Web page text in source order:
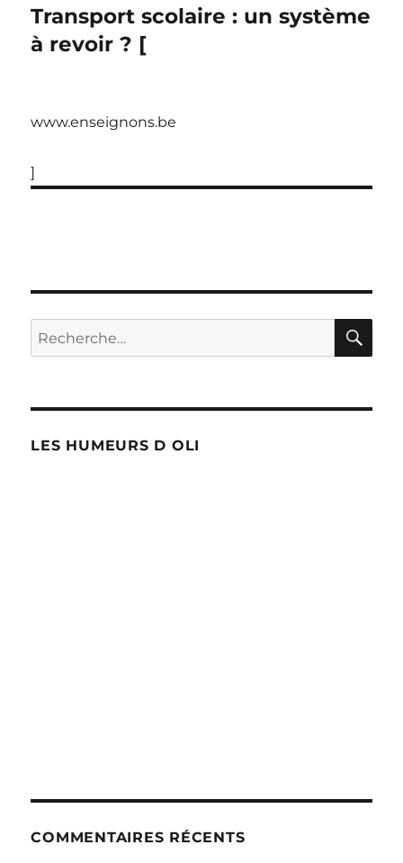
Publication
suivante :
Transport scolaire : un système
à revoir ? [
www.enseignons.be
]
Recherche
pour :
LES HUMEURS D OLI
COMMENTAIRES RÉCENTS